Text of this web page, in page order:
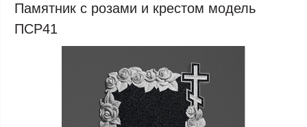
Памятник с розами и крестом модель
ПСР41